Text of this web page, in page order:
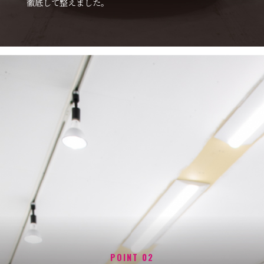
POINT 02